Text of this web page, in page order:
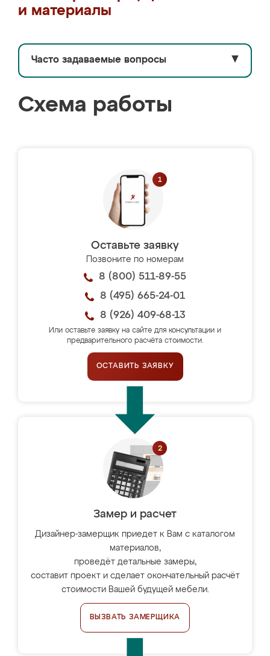
и материалы
Часто задаваемые вопросы ▼
Схема работы
Оставьте заявку
Позвоните по номерам
8 (800) 511-89-55
8 (495) 665-24-01
8 (926) 409-68-13
Или оставьте заявку на сайте для консультации и
предварительного расчёта стоимости.
ОСТАВИТЬ ЗАЯВКУ
Замер и расчет
Дизайнер-замерщик приедет к Вам с каталогом
материалов,
проведёт детальные замеры,
составит проект и сделает окончательный расчёт
стоимости Вашей будущей мебели.
ВЫЗВАТЬ ЗАМЕРЩИКА